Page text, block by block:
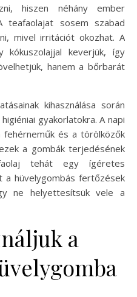
hiszen néhány ember
sosem szabad
mivel irritációt okozhat. A
kókuszolajjal keverjük, így
hanem a bőrbarát
kihasználása során
gyakorlatokra. A napi
és a törölközők
a gombák terjedésének
tehát egy ígéretes
hüvelygombás fertőzések
ne helyettesítsük vele a
a